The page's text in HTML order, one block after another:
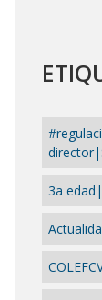
3a